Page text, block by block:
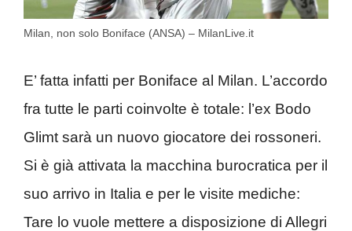
Milan, non solo Boniface (ANSA) – MilanLive.it
E’ fatta infatti per Boniface al Milan. L’accordo
fra tutte le parti coinvolte è totale: l’ex Bodo
Glimt sarà un nuovo giocatore dei rossoneri.
Si è già attivata la macchina burocratica per il
suo arrivo in Italia e per le visite mediche:
Tare lo vuole mettere a disposizione di Allegri